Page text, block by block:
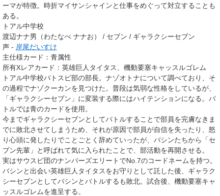
ーマが特徴。時折マイサンシャインと仕事をめぐって対立することも
ある。
トアル中学校
渡辺ナナ男（わたなべ ナナお） / セブン / ギャラクシーセブン
声 - 岸尾だいすけ
主仕様カード：青属性
所有Xレアカード ： 英雄巨人タイタス
機動要塞キャッスルゴレム
トアル中学校バトスピ部の部長。ナゾオトナについて調べており、そ
の過程でナゾクーカンを見つけた。普段は気弱な性格をしているが、
「ギャラクシーセブン」に変装する際にはハイテンションになる。バ
トルでは青のカードを使用。
今までギャラクシーセブンとしてバトルすることで部員を完膚なきま
でに敗北させてしまうため、それが原因で部員が自信を失ったり、怒
り心頭に発したりでことごとく辞めていったが、バシンたちから「セ
ブン先輩」と呼ばれて気に入られたことで、部活動を再開させる。
実はサウスピ団のナンバーズエリートでNo.7のコードネームを持つ。
バシンと出会い英雄巨人タイタスをお守りとして託した後、ギャラク
シーセブンとしてバシンとバトルするも敗北。試合後、機動要塞キャ
ッスルゴレムを進呈する。